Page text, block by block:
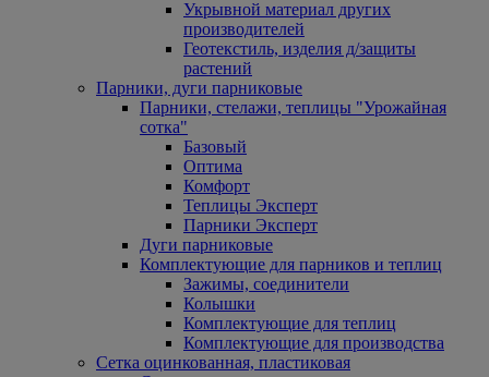
Укрывной материал других
производителей
Геотекстиль, изделия д/защиты
растений
Парники, дуги парниковые
Парники, стелажи, теплицы "Урожайная
сотка"
Базовый
Оптима
Комфорт
Теплицы Эксперт
Парники Эксперт
Дуги парниковые
Комплектующие для парников и теплиц
Зажимы, соединители
Колышки
Комплектующие для теплиц
Комплектующие для производства
Сетка оцинкованная, пластиковая